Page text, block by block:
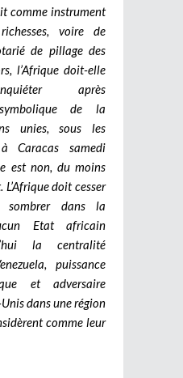
comme instrument
voire de
de pillage des
l’Afrique doit-elle
après
symbolique de la
unies, sous les
Caracas samedi
est non, du moins
doit cesser
sombrer dans la
Etat africain
la centralité
puissance
et adversaire
dans une région
comme leur